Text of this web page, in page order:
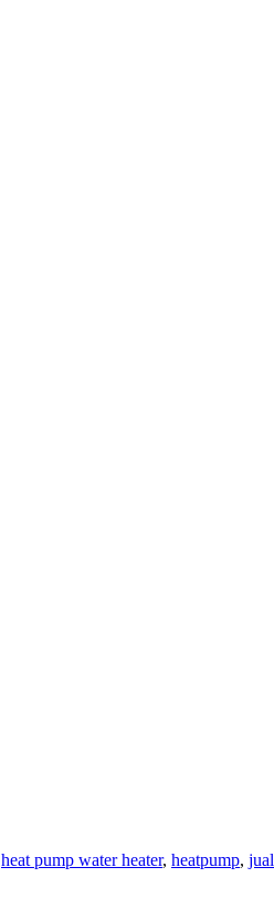
heat pump water heater, heatpump,